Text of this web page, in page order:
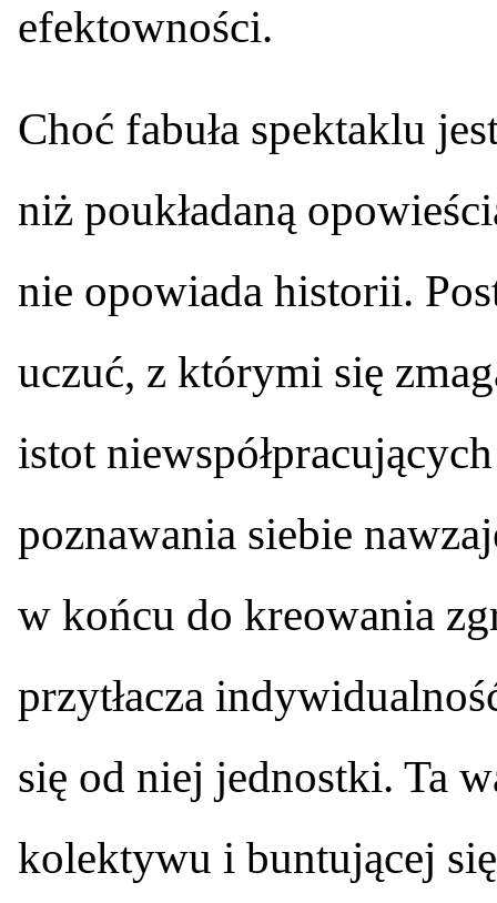
efektowności.
Choć fabuła spektaklu
niż poukładaną
nie opowiada historii.
uczuć, z którymi się
istot
poznawania siebie
w końcu do kreowania
przytłacza
się od niej jednostki. Ta
kolektywu i buntującej